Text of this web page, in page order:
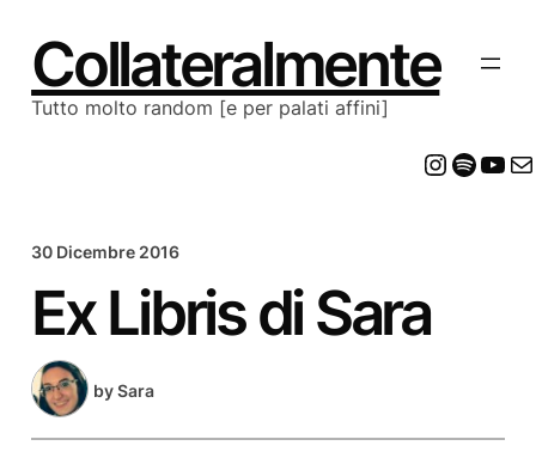
contenuto
Collateralmente
Tutto molto random [e per palati affini]
30 Dicembre 2016
Ex Libris di Sara
by Sara